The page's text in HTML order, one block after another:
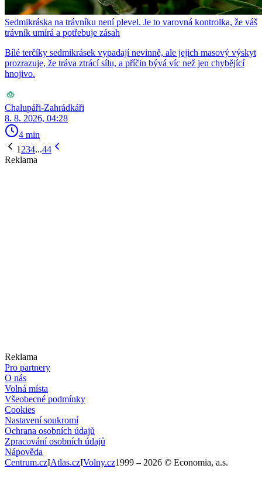
Sedmikráska na trávníku není plevel. Je to varovná kontrolka, že váš
trávník umírá a potřebuje zásah
Bílé terčíky sedmikrásek vypadají nevinně, ale jejich masový výskyt
prozrazuje, že tráva ztrácí sílu, a příčin bývá víc než jen chybějící
hnojivo.
Chalupáři-Zahrádkáři
8. 8. 2026, 04:28
4 min
1 234...44
Reklama
Reklama
Pro partnery
O nás
Volná místa
Všeobecné podmínky
Cookies
Nastavení soukromí
Ochrana osobních údajů
Zpracování osobních údajů
Nápověda
Centrum.czIAtlas.czIVolny.cz1999 – 2026 © Economia, a.s.